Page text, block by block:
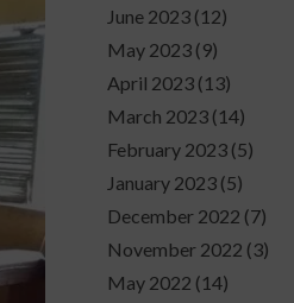
June 2023 (12)
May 2023 (9)
April 2023 (13)
March 2023 (14)
February 2023 (5)
January 2023 (5)
December 2022 (7)
November 2022 (3)
May 2022 (14)